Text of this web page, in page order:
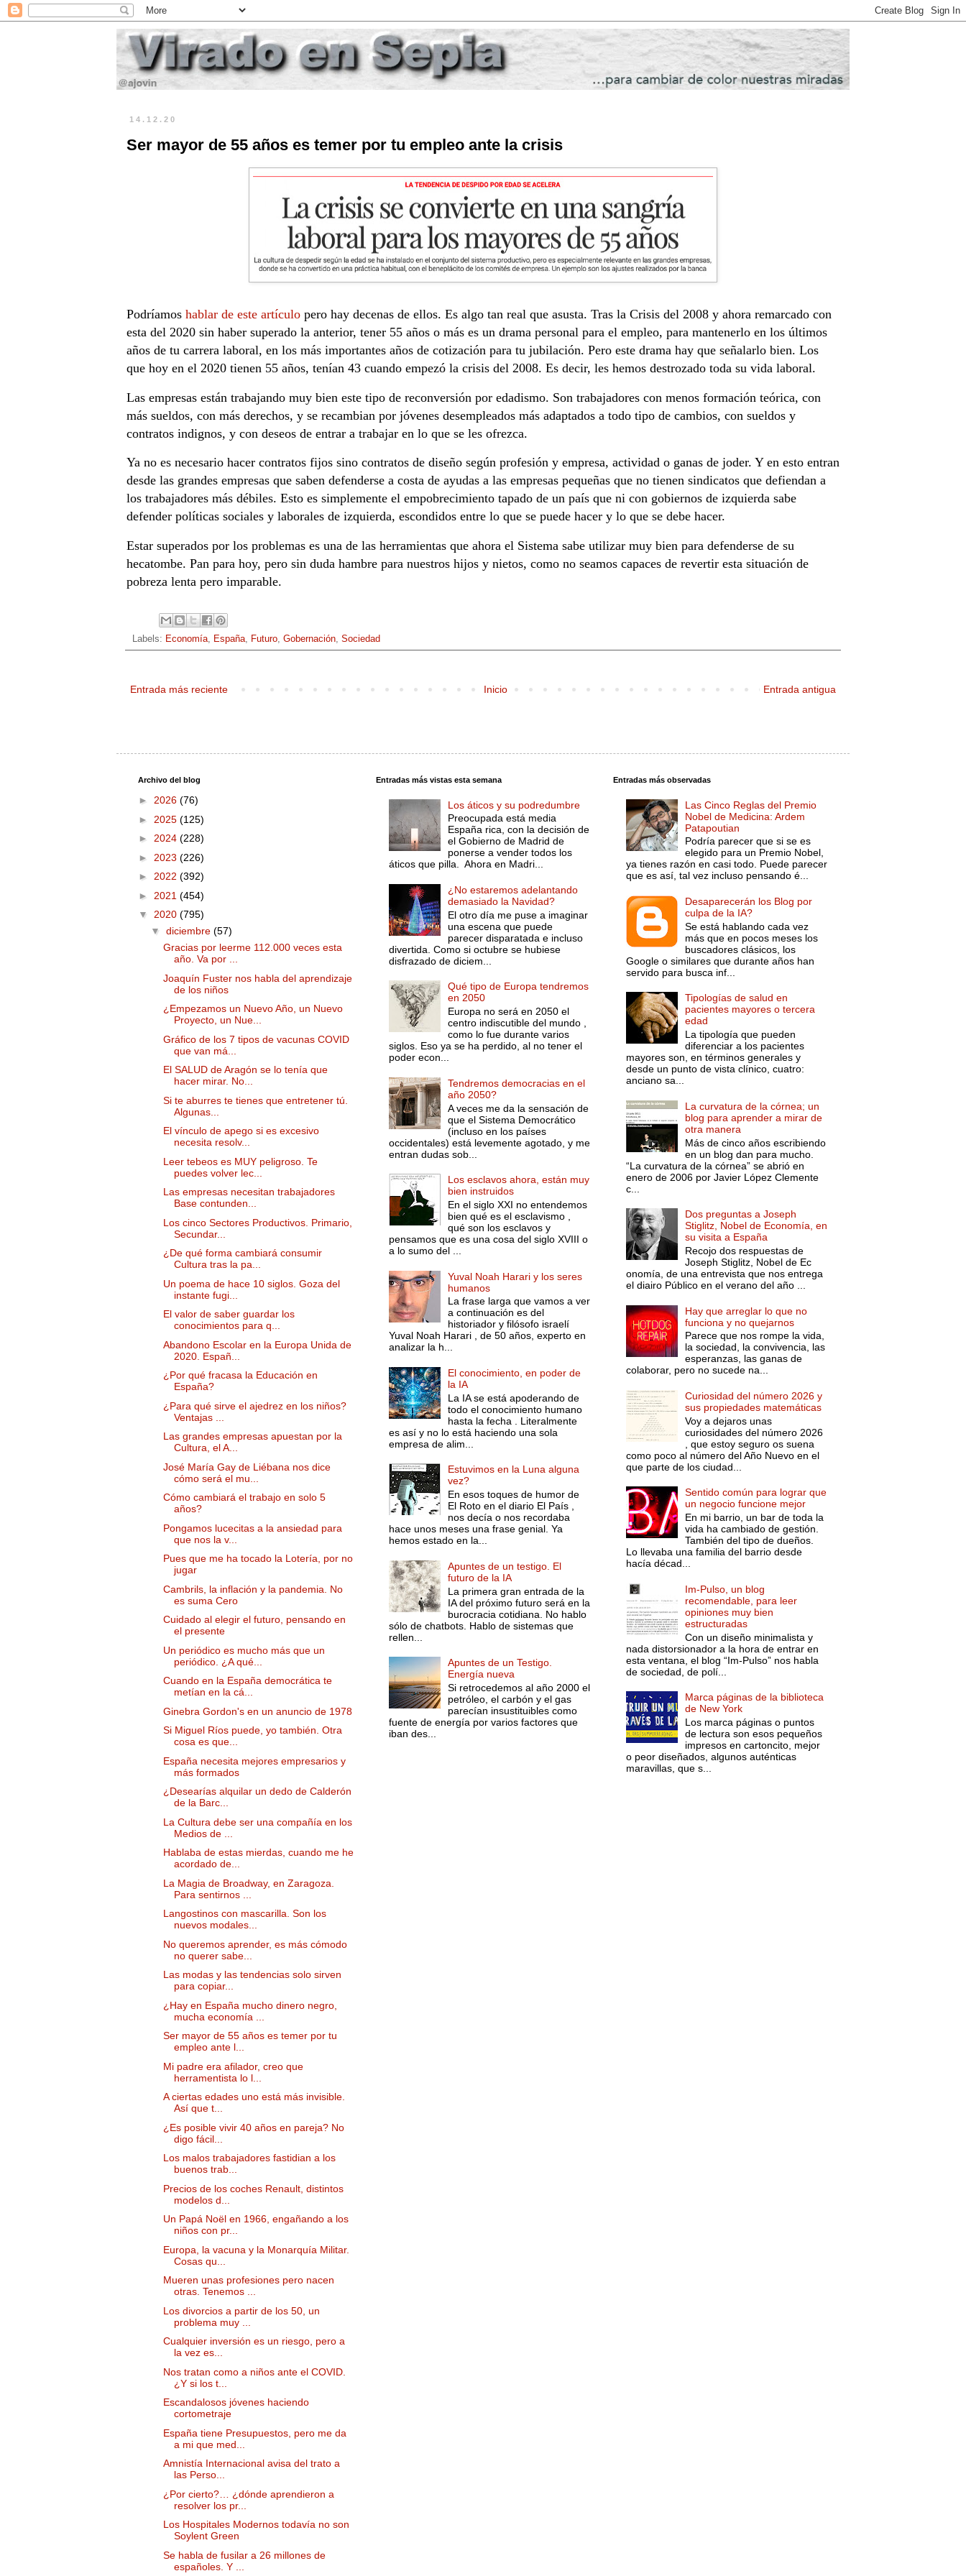
14.12.20
Ser mayor de 55 años es temer por tu empleo ante la crisis
Podríamos hablar de este artículo pero hay decenas de ellos. Es algo tan real que asusta. Tras la Crisis del 2008 y ahora remarcado con
esta del 2020 sin haber superado la anterior, tener 55 años o más es un drama personal para el empleo, para mantenerlo en los últimos
años de tu carrera laboral, en los más importantes años de cotización para tu jubilación. Pero este drama hay que señalarlo bien. Los
que hoy en el 2020 tienen 55 años, tenían 43 cuando empezó la crisis del 2008. Es decir, les hemos destrozado toda su vida laboral.
Las empresas están trabajando muy bien este tipo de reconversión por edadismo. Son trabajadores con menos formación teórica, con
más sueldos, con más derechos, y se recambian por jóvenes desempleados más adaptados a todo tipo de cambios, con sueldos y
contratos indignos, y con deseos de entrar a trabajar en lo que se les ofrezca.
Ya no es necesario hacer contratos fijos sino contratos de diseño según profesión y empresa, actividad o ganas de joder. Y en esto entran
desde las grandes empresas que saben defenderse a costa de ayudas a las empresas pequeñas que no tienen sindicatos que defiendan a
los trabajadores más débiles. Esto es simplemente el empobrecimiento tapado de un país que ni con gobiernos de izquierda sabe
defender políticas sociales y laborales de izquierda, escondidos entre lo que se puede hacer y lo que se debe hacer.
Estar superados por los problemas es una de las herramientas que ahora el Sistema sabe utilizar muy bien para defenderse de su
hecatombe. Pan para hoy, pero sin duda hambre para nuestros hijos y nietos, como no seamos capaces de revertir esta situación de
pobreza lenta pero imparable.
Labels: Economía, España, Futuro, Gobernación, Sociedad
Entrada más reciente Entrada antigua
Inicio
Archivo del blog
► 2026 (76)
► 2025 (125)
► 2024 (228)
► 2023 (226)
► 2022 (392)
► 2021 (454)
▼ 2020 (795)
▼ diciembre (57)
Gracias por leerme 112.000 veces esta
año. Va por ...
Joaquín Fuster nos habla del aprendizaje
de los niños
¿Empezamos un Nuevo Año, un Nuevo
Proyecto, un Nue...
Gráfico de los 7 tipos de vacunas COVID
que van má...
El SALUD de Aragón se lo tenía que
hacer mirar. No...
Si te aburres te tienes que entretener tú.
Algunas...
El vínculo de apego si es excesivo
necesita resolv...
Leer tebeos es MUY peligroso. Te
puedes volver lec...
Las empresas necesitan trabajadores
Base contunden...
Los cinco Sectores Productivos. Primario,
Secundar...
¿De qué forma cambiará consumir
Cultura tras la pa...
Un poema de hace 10 siglos. Goza del
instante fugi...
El valor de saber guardar los
conocimientos para q...
Abandono Escolar en la Europa Unida de
2020. Españ...
¿Por qué fracasa la Educación en
España?
¿Para qué sirve el ajedrez en los niños?
Ventajas ...
Las grandes empresas apuestan por la
Cultura, el A...
José María Gay de Liébana nos dice
cómo será el mu...
Cómo cambiará el trabajo en solo 5
años?
Pongamos lucecitas a la ansiedad para
que nos la v...
Pues que me ha tocado la Lotería, por no
jugar
Cambrils, la inflación y la pandemia. No
es suma Cero
Cuidado al elegir el futuro, pensando en
el presente
Un periódico es mucho más que un
periódico. ¿A qué...
Cuando en la España democrática te
metían en la cá...
Ginebra Gordon's en un anuncio de 1978
Si Miguel Ríos puede, yo también. Otra
cosa es que...
España necesita mejores empresarios y
más formados
¿Desearías alquilar un dedo de Calderón
de la Barc...
La Cultura debe ser una compañía en los
Medios de ...
Hablaba de estas mierdas, cuando me he
acordado de...
La Magia de Broadway, en Zaragoza.
Para sentirnos ...
Langostinos con mascarilla. Son los
nuevos modales...
No queremos aprender, es más cómodo
no querer sabe...
Las modas y las tendencias solo sirven
para copiar...
¿Hay en España mucho dinero negro,
mucha economía ...
Ser mayor de 55 años es temer por tu
empleo ante l...
Mi padre era afilador, creo que
herramentista lo l...
A ciertas edades uno está más invisible.
Así que t...
¿Es posible vivir 40 años en pareja? No
digo fácil...
Los malos trabajadores fastidian a los
buenos trab...
Precios de los coches Renault, distintos
modelos d...
Un Papá Noël en 1966, engañando a los
niños con pr...
Europa, la vacuna y la Monarquía Militar.
Cosas qu...
Mueren unas profesiones pero nacen
otras. Tenemos ...
Los divorcios a partir de los 50, un
problema muy ...
Cualquier inversión es un riesgo, pero a
la vez es...
Nos tratan como a niños ante el COVID.
¿Y si los t...
Escandalosos jóvenes haciendo
cortometraje
España tiene Presupuestos, pero me da
a mi que med...
Amnistía Internacional avisa del trato a
las Perso...
¿Por cierto?… ¿dónde aprendieron a
resolver los pr...
Los Hospitales Modernos todavía no son
Soylent Green
Se habla de fusilar a 26 millones de
españoles. Y ...
Entradas más vistas esta semana
Los áticos y su podredumbre
Preocupada está media
España rica, con la decisión de
el Gobierno de Madrid de
ponerse a vender todos los
áticos que pilla. Ahora en Madri...
¿No estaremos adelantando
demasiado la Navidad?
El otro día me puse a imaginar
una escena que puede
parecer disparatada e incluso
divertida. Como si octubre se hubiese
disfrazado de diciem...
Qué tipo de Europa tendremos
en 2050
Europa no será en 2050 el
centro indiscutible del mundo ,
como lo fue durante varios
siglos. Eso ya se ha perdido, al no tener el
poder econ...
Tendremos democracias en el
año 2050?
A veces me da la sensación de
que el Sistema Democrático
(incluso en los países
occidentales) está levemente agotado, y me
entran dudas sob...
Los esclavos ahora, están muy
bien instruidos
En el siglo XXI no entendemos
bien qué es el esclavismo ,
qué son los esclavos y
pensamos que es una cosa del siglo XVIII o
a lo sumo del ...
Yuval Noah Harari y los seres
humanos
La frase larga que vamos a ver
a continuación es del
historiador y filósofo israelí
Yuval Noah Harari , de 50 años, experto en
analizar la h...
El conocimiento, en poder de
la IA
La IA se está apoderando de
todo el conocimiento humano
hasta la fecha . Literalmente
es así y no lo está haciendo una sola
empresa de alim...
Estuvimos en la Luna alguna
vez?
En esos toques de humor de
El Roto en el diario El País ,
nos decía o nos recordaba
hace unos meses una frase genial. Ya
hemos estado en la...
Apuntes de un testigo. El
futuro de la IA
La primera gran entrada de la
IA del próximo futuro será en la
burocracia cotidiana. No hablo
sólo de chatbots. Hablo de sistemas que
rellen...
Apuntes de un Testigo.
Energía nueva
Si retrocedemos al año 2000 el
petróleo, el carbón y el gas
parecían insustituibles como
fuente de energía por varios factores que
iban des...
Entradas más observadas
Las Cinco Reglas del Premio
Nobel de Medicina: Ardem
Patapoutian
Podría parecer que si se es
elegido para un Premio Nobel,
ya tienes razón en casi todo. Puede parecer
que es así, tal vez incluso pensando é...
Desaparecerán los Blog por
culpa de la IA?
Se está hablando cada vez
más que en pocos meses los
buscadores clásicos, los
Google o similares que durante años han
servido para busca inf...
Tipologías de salud en
pacientes mayores o tercera
edad
La tipología que pueden
diferenciar a los pacientes
mayores son, en términos generales y
desde un punto de vista clínico, cuatro:
anciano sa...
La curvatura de la córnea; un
blog para aprender a mirar de
otra manera
Más de cinco años escribiendo
en un blog dan para mucho.
“La curvatura de la córnea” se abrió en
enero de 2006 por Javier López Clemente
c...
Dos preguntas a Joseph
Stiglitz, Nobel de Economía, en
su visita a España
Recojo dos respuestas de
Joseph Stiglitz, Nobel de Ec
onomía, de una entrevista que nos entrega
el diairo Público en el verano del año ...
Hay que arreglar lo que no
funciona y no quejarnos
Parece que nos rompe la vida,
la sociedad, la convivencia, las
esperanzas, las ganas de
colaborar, pero no sucede na...
Curiosidad del número 2026 y
sus propiedades matemáticas
Voy a dejaros unas
curiosidades del número 2026
, que estoy seguro os suena
como poco al número del Año Nuevo en el
que parte de los ciudad...
Sentido común para lograr que
un negocio funcione mejor
En mi barrio, un bar de toda la
vida ha cambiado de gestión.
También del tipo de dueños.
Lo llevaba una familia del barrio desde
hacía décad...
Im-Pulso, un blog
recomendable, para leer
opiniones muy bien
estructuradas
Con un diseño minimalista y
nada distorsionador a la hora de entrar en
esta ventana, el blog “Im-Pulso” nos habla
de sociedad, de polí...
Marca páginas de la biblioteca
de New York
Los marca páginas o puntos
de lectura son esos pequeños
impresos en cartoncito, mejor
o peor diseñados, algunos auténticas
maravillas, que s...